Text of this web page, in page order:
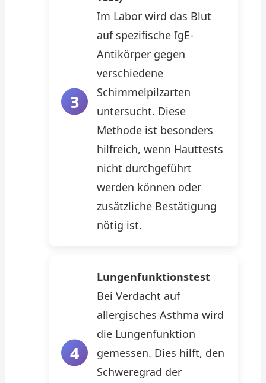
Im Labor wird das Blut
auf spezifische IgE-
Antikörper gegen
verschiedene
Schimmelpilzarten
untersucht. Diese
Methode ist besonders
hilfreich, wenn Hauttests
nicht durchgeführt
werden können oder
zusätzliche Bestätigung
nötig ist.
Lungenfunktionstest
Bei Verdacht auf
allergisches Asthma wird
die Lungenfunktion
gemessen. Dies hilft, den
Schweregrad der